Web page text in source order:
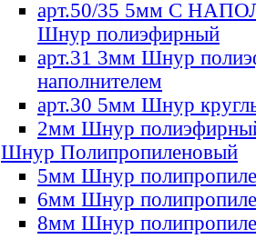
арт.50/35 5мм С
Шнур полиэфирный
арт.31 3мм Шнур
наполнителем
арт.30 5мм Шнур
2мм Шнур
Шнур Полипропиленовый
5мм Шнур
6мм Шнур
8мм Шнур